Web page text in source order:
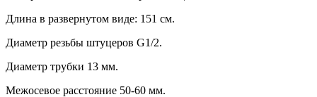
Длина в развернутом виде: 151 см.
Диаметр резьбы штуцеров G1/2.
Диаметр трубки 13 мм.
Межосевое расстояние 50-60 мм.